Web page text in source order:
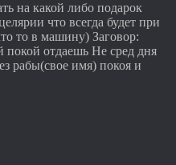
на какой либо подарок
что всегда будет при
то в машину) Заговор:
отдаешь Не сред дня
рабы(свое имя) покоя и